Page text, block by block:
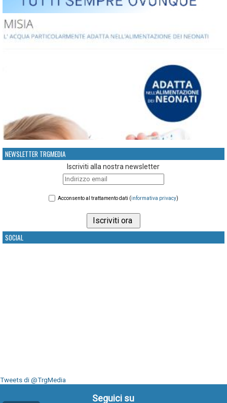
NEWSLETTER TRGMEDIA
Iscriviti alla nostra newsletter
Acconsento al trattamento dati (informativa privacy)
SOCIAL
Tweets di @TrgMedia
Seguici su